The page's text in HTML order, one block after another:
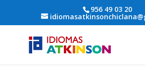
956 49 03 20